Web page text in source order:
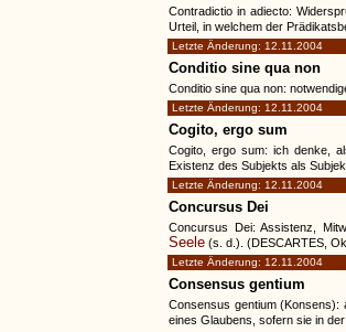
Contradictio in adiecto:
Urteil, in welchem der
Letzte Änderung: 12.11.2004
Conditio sine qua non
Conditio sine qua non:
Letzte Änderung: 12.11.2004
Cogito, ergo sum
Cogito, ergo sum: ich denke,
Existenz des Subjekts als
Letzte Änderung: 12.11.2004
Concursus Dei
Concursus Dei: Assistenz,
Seele (s. d.). (DESCARTES,
Letzte Änderung: 12.11.2004
Consensus gentium
Consensus gentium (Konsens):
eines Glaubens, sofern sie in